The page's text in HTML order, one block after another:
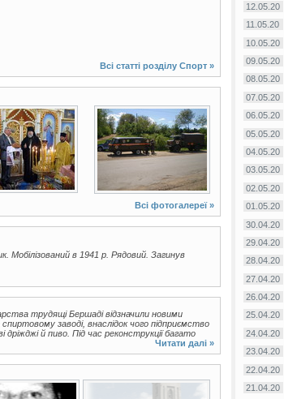
Всі статті розділу Спорт »
14 фото
Всі фотогалереї »
Мобілізований в 1941 р. Рядовий. Загинув
трудящі Бершаді відзначили новими
заводі, внаслідок чого підприємство
й пиво. Під час реконструкції багато
Читати далі »
12.05.20
11.05.20
10.05.20
09.05.20
08.05.20
07.05.20
06.05.20
05.05.20
04.05.20
03.05.20
02.05.20
01.05.20
30.04.20
29.04.20
28.04.20
27.04.20
26.04.20
25.04.20
24.04.20
23.04.20
22.04.20
21.04.20